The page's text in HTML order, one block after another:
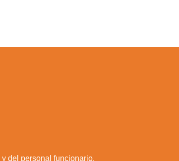
del personal funcionario.
sobre qué cookies utilizamos o
Rechazar